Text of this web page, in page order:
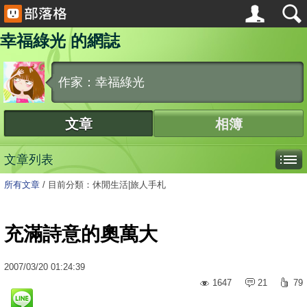
幸福綠光 的網誌
作家：幸福綠光
文章 相簿
文章列表
所有文章 / 目前分類：休閒生活|旅人手札
充滿詩意的奧萬大
2007/03/20 01:24:39
1647
21 79